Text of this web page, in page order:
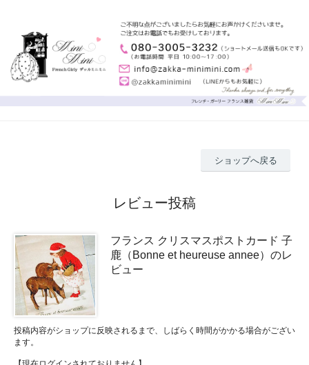
ショップへ戻る
レビュー投稿
フランス クリスマスポストカード 子
鹿（Bonne et heureuse annee）のレ
ビュー
投稿内容がショップに反映されるまで、しばらく時間がかかる場合がござい
ます。